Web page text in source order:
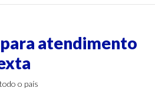
atendimento
o país